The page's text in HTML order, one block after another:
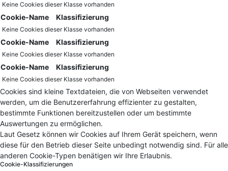
Keine Cookies dieser Klasse vorhanden
Cookie-Name Klassifizierung
Keine Cookies dieser Klasse vorhanden
Cookie-Name Klassifizierung
Keine Cookies dieser Klasse vorhanden
Cookie-Name Klassifizierung
Keine Cookies dieser Klasse vorhanden
Cookies sind kleine Textdateien, die von Webseiten verwendet
werden, um die Benutzererfahrung effizienter zu gestalten,
bestimmte Funktionen bereitzustellen oder um bestimmte
Auswertungen zu ermöglichen.
Laut Gesetz können wir Cookies auf Ihrem Gerät speichern, wenn
diese für den Betrieb dieser Seite unbedingt notwendig sind. Für alle
anderen Cookie-Typen benätigen wir Ihre Erlaubnis.
Cookie-Klassifizierungen